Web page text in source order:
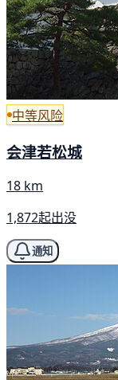
中等风险
会津若松城
18 km
1,872起出没
通知